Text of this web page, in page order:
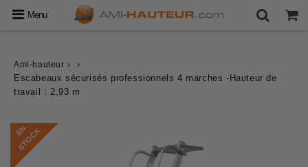
Menu
Ami-hauteur ›
›
Escabeaux sécurisés professionnels 4 marches -Hauteur de
travail : 2,93 m
E
N
S
T
O
C
K